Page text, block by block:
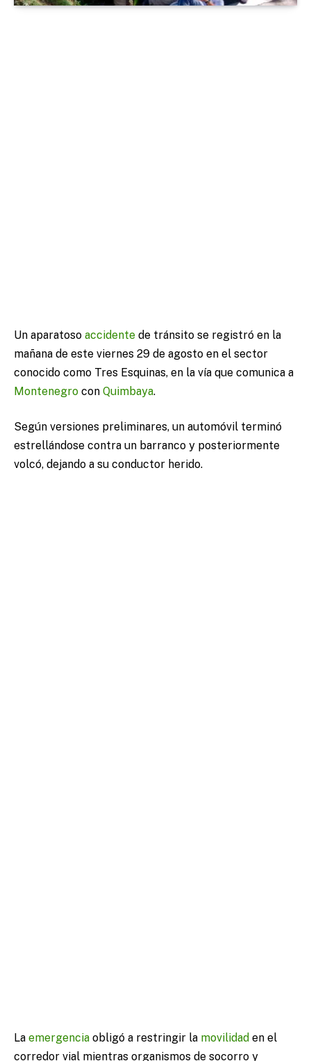
Un aparatoso accidente de tránsito se registró en la
mañana de este viernes 29 de agosto en el sector
conocido como Tres Esquinas, en la vía que comunica a
Montenegro con Quimbaya.
Según versiones preliminares, un automóvil terminó
estrellándose contra un barranco y posteriormente
volcó, dejando a su conductor herido.
La emergencia obligó a restringir la movilidad en el
corredor vial mientras organismos de socorro y